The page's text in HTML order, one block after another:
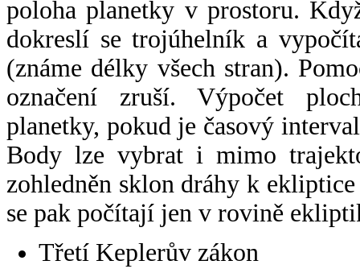
poloha planetky v prostoru.
dokreslí se trojúhelník a
(známe délky všech stran).
označení zruší. Výpočet
planetky, pokud je časový
Body lze vybrat i mimo
zohledněn sklon dráhy k
se pak počítají jen v rovině
Třetí Keplerův zákon